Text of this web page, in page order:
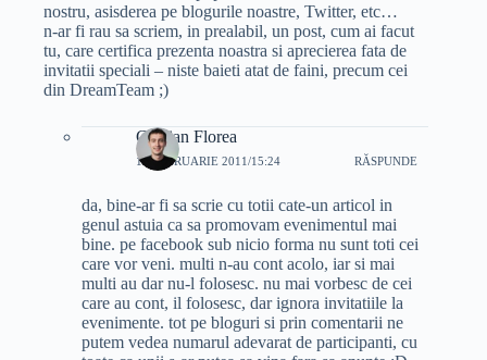
nostru, asisderea pe blogurile noastre, Twitter, etc…
n-ar fi rau sa scriem, in prealabil, un post, cum ai facut
tu, care certifica prezenta noastra si aprecierea fata de
invitatii speciali – niste baieti atat de faini, precum cei
din DreamTeam ;)
Cristian Florea
19 FEBRUARIE 2011/15:24 RĂSPUNDE
da, bine-ar fi sa scrie cu totii cate-un articol in
genul astuia ca sa promovam evenimentul mai
bine. pe facebook sub nicio forma nu sunt toti cei
care vor veni. multi n-au cont acolo, iar si mai
multi au dar nu-l folosesc. nu mai vorbesc de cei
care au cont, il folosesc, dar ignora invitatiile la
evenimente. tot pe bloguri si prin comentarii ne
putem vedea numarul adevarat de participanti, cu